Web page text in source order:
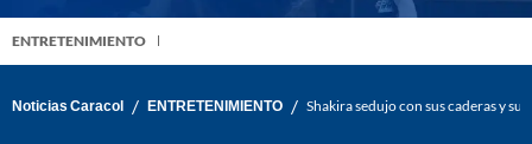
ENTRETENIMIENTO
Noticias Caracol / ENTRETENIMIENTO / Shakira sedujo con sus caderas y